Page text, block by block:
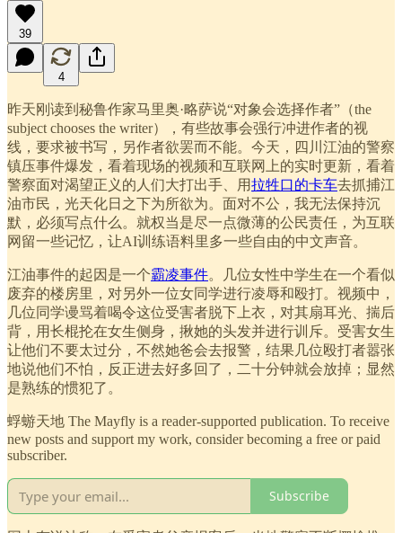
39
4
昨天刚读到秘鲁作家马里奥·略萨说“对象会选择作者”（the
subject chooses the writer），有些故事会强行冲进作者的视
线，要求被书写，另作者欲罢而不能。今天，四川江油的警察
镇压事件爆发，看着现场的视频和互联网上的实时更新，看着
警察面对渴望正义的人们大打出手、用拉牲口的卡车去抓捕江
油市民，光天化日之下为所欲为。面对不公，我无法保持沉
默，必须写点什么。就权当是尽一点微薄的公民责任，为互联
网留一些记忆，让AI训练语料里多一些自由的中文声音。
江油事件的起因是一个霸凌事件。几位女性中学生在一个看似
废弃的楼房里，对另外一位女同学进行凌辱和殴打。视频中，
几位同学谩骂着喝令这位受害者脱下上衣，对其扇耳光、揣后
背，用长棍抡在女生侧身，揪她的头发并进行训斥。受害女生
让他们不要太过分，不然她爸会去报警，结果几位殴打者嚣张
地说他们不怕，反正进去好多回了，二十分钟就会放掉；显然
是熟练的惯犯了。
蜉蝣天地 The Mayfly is a reader-supported publication. To receive
new posts and support my work, consider becoming a free or paid
subscriber.
Subscribe